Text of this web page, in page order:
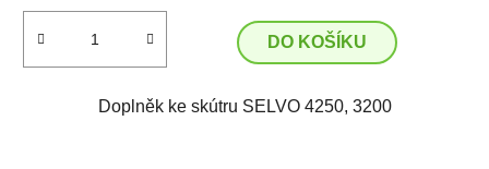
DO KOŠÍKU
Doplněk ke skútru SELVO 4250, 3200